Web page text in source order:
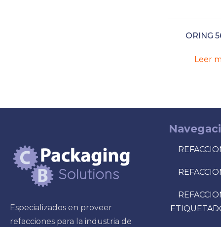
ORING
Leer
Especializados en proveer
refacciones para la industria de